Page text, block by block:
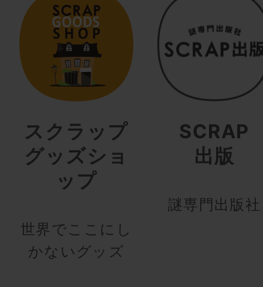
スクラップ
グッズショ
ップ
世界でここにし
かないグッズ
SCRAP
出版
謎専門出版社